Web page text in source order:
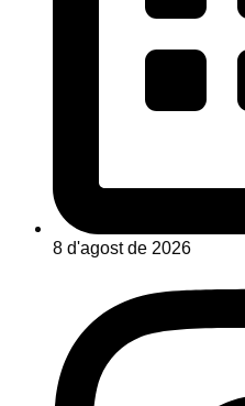
8 d'agost de 2026